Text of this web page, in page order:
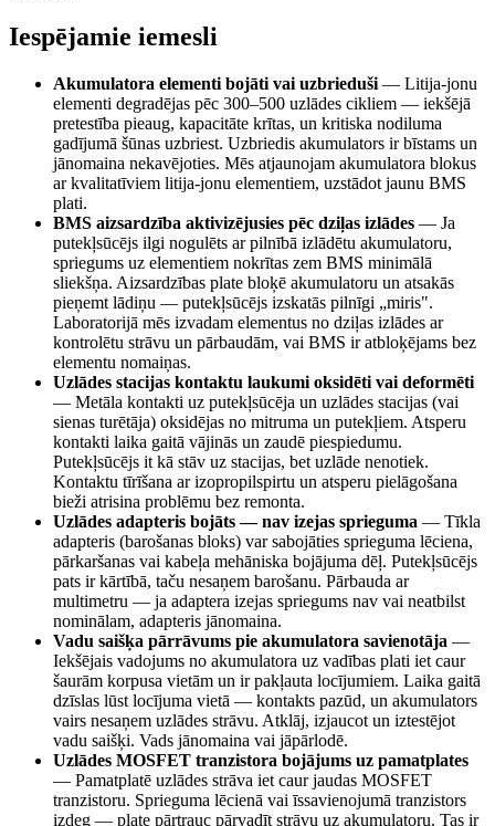
Iespējamie iemesli
Akumulatora elementi bojāti vai uzbrieduši — Litija-jonu
elementi degradējas pēc 300–500 uzlādes cikliem — iekšējā
pretestība pieaug, kapacitāte krītas, un kritiska nodiluma
gadījumā šūnas uzbriest. Uzbriedis akumulators ir bīstams un
jānomaina nekavējoties. Mēs atjaunojam akumulatora blokus
ar kvalitatīviem litija-jonu elementiem, uzstādot jaunu BMS
plati.
BMS aizsardzība aktivizējusies pēc dziļas izlādes — Ja
putekļsūcējs ilgi nogulēts ar pilnībā izlādētu akumulatoru,
spriegums uz elementiem nokrītas zem BMS minimālā
sliekšņa. Aizsardzības plate bloķē akumulatoru un atsakās
pieņemt lādiņu — putekļsūcējs izskatās pilnīgi „miris".
Laboratorijā mēs izvadam elementus no dziļas izlādes ar
kontrolētu strāvu un pārbaudām, vai BMS ir atbloķējams bez
elementu nomaiņas.
Uzlādes stacijas kontaktu laukumi oksidēti vai deformēti
— Metāla kontakti uz putekļsūcēja un uzlādes stacijas (vai
sienas turētāja) oksidējas no mitruma un putekļiem. Atsperu
kontakti laika gaitā vājinās un zaudē piespiedumu.
Putekļsūcējs it kā stāv uz stacijas, bet uzlāde nenotiek.
Kontaktu tīrīšana ar izopropilspirtu un atsperu pielāgošana
bieži atrisina problēmu bez remonta.
Uzlādes adapteris bojāts — nav izejas sprieguma — Tīkla
adapteris (barošanas bloks) var sabojāties sprieguma lēciena,
pārkaršanas vai kabeļa mehāniska bojājuma dēļ. Putekļsūcējs
pats ir kārtībā, taču nesaņem barošanu. Pārbauda ar
multimetru — ja adaptera izejas spriegums nav vai neatbilst
nominālam, adapteris jānomaina.
Vadu saišķa pārrāvums pie akumulatora savienotāja —
Iekšējais vadojums no akumulatora uz vadības plati iet caur
šaurām korpusa vietām un ir pakļauta locījumiem. Laika gaitā
dzīslas lūst locījuma vietā — kontakts pazūd, un akumulators
vairs nesaņem uzlādes strāvu. Atklāj, izjaucot un iztestējot
vadu saišķi. Vads jānomaina vai jāpārlodē.
Uzlādes MOSFET tranzistora bojājums uz pamatplates
— Pamatplatē uzlādes strāva iet caur jaudas MOSFET
tranzistoru. Sprieguma lēcienā vai īssavienojumā tranzistors
izdeg — plate pārtrauc pārvadīt strāvu uz akumulatoru. Tas ir